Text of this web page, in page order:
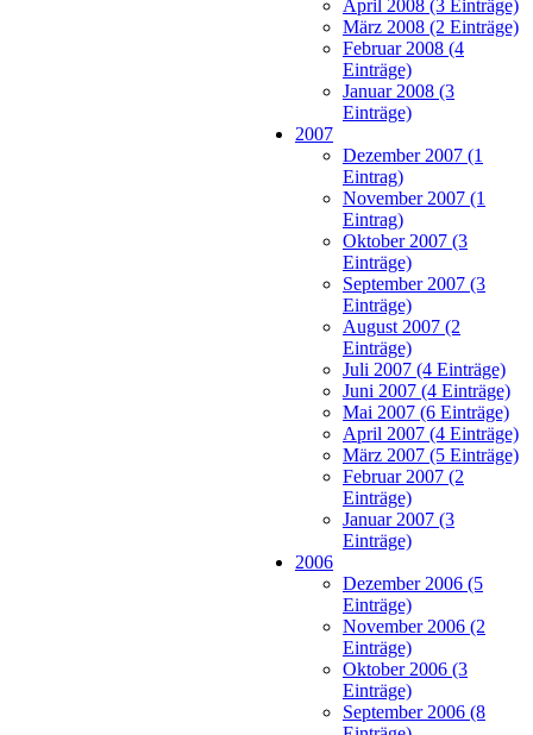
April 2008 (3 Einträge)
März 2008 (2 Einträge)
Februar 2008 (4
Einträge)
Januar 2008 (3
Einträge)
2007
Dezember 2007 (1
Eintrag)
November 2007 (1
Eintrag)
Oktober 2007 (3
Einträge)
September 2007 (3
Einträge)
August 2007 (2
Einträge)
Juli 2007 (4 Einträge)
Juni 2007 (4 Einträge)
Mai 2007 (6 Einträge)
April 2007 (4 Einträge)
März 2007 (5 Einträge)
Februar 2007 (2
Einträge)
Januar 2007 (3
Einträge)
2006
Dezember 2006 (5
Einträge)
November 2006 (2
Einträge)
Oktober 2006 (3
Einträge)
September 2006 (8